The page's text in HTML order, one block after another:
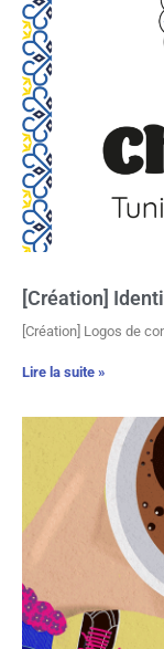
[Création]
[Création] Logos de
Lire la suite »